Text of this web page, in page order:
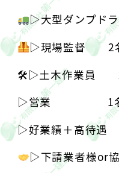
▷︎大型ダンプド
▷︎現場監督 2
🛠▷︎土木作業員
▷︎営業 1
▷︎好業績＋高待遇︎
▷︎下請業者様or